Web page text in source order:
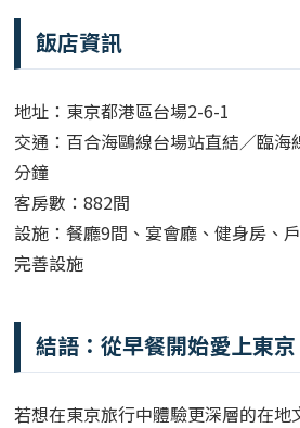
飯店資訊
地址：東京都港區台場2-6-1
交通：百合海鷗線台場站直結／臨海
分鐘
客房數：882間
設施：餐廳9間、宴會廳、健身房、
完善設施
結語：從早餐開始愛上東京
若想在東京旅行中體驗更深層的在地